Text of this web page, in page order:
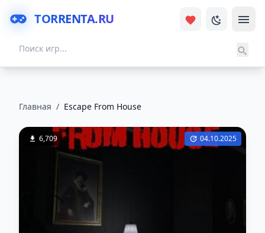
TORRENTA.RU
Главная / Escape From House
6,709 04.10.2025